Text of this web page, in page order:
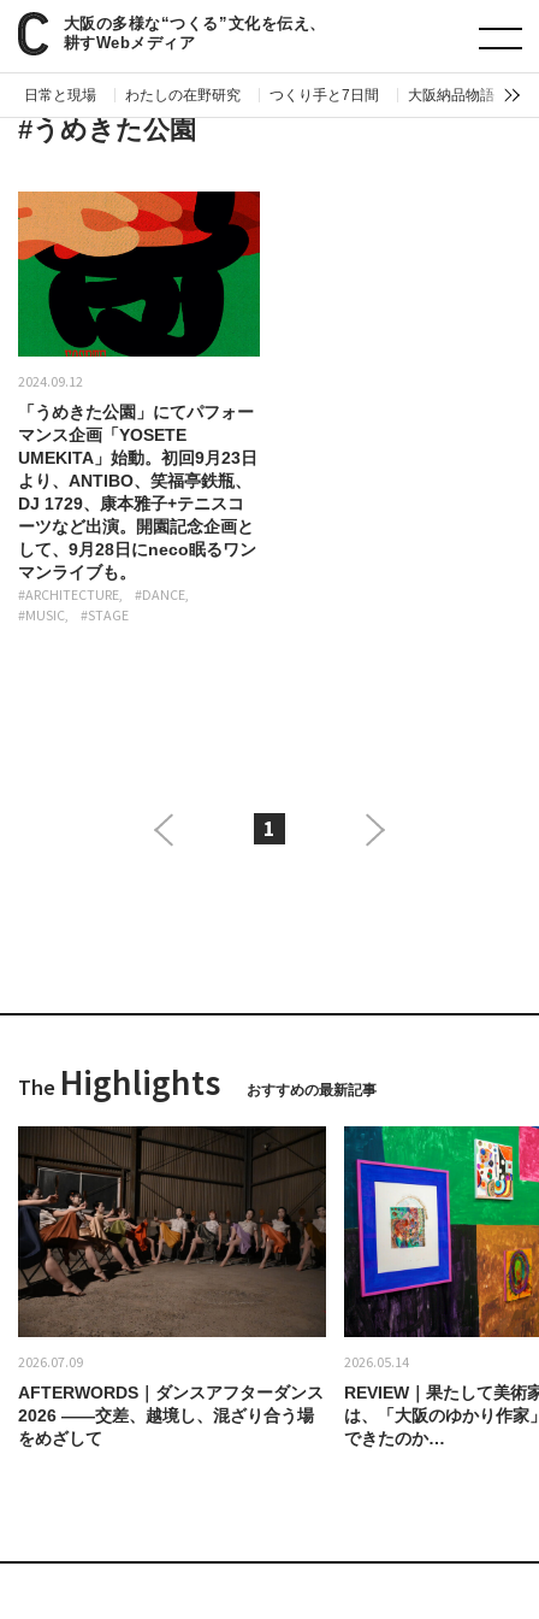
大阪の多様な“つくる”文化を伝え、
耕すWebメディア
日常と現場 わたしの在野研究 つくり手と7日間 大阪納品物語
paperC タグ うめきた公園
#うめきた公園
2024.09.12
「うめきた公園」にてパフォー
マンス企画「YOSETE
UMEKITA」始動。初回9月23日
より、ANTIBO、笑福亭鉄瓶、
DJ 1729、康本雅子+テニスコ
ーツなど出演。開園記念企画と
して、9月28日にneco眠るワン
マンライブも。
#ARCHITECTURE
#DANCE
#MUSIC
#STAGE
1
The Highlights おすすめの最新記事
2026.07.09
AFTERWORDS｜ダンスアフターダンス
2026 ——交差、越境し、混ざり合う場
をめざして
2026.05.14
REVIEW｜果たして美術
は、「大阪のゆかり作家
できたのか…